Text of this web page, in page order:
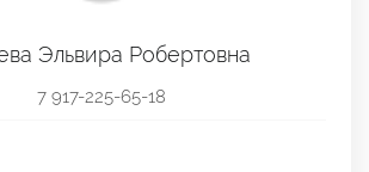
Эльвира Робертовна
7 917-225-65-18